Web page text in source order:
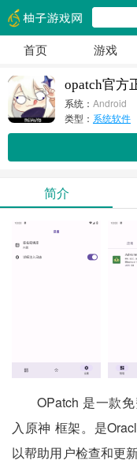
首页 游戏
opatch官方
系统： Android
类型： 系统软件
简介
OPatch 是一款
入原神 框架。是
以帮助用户检查和更